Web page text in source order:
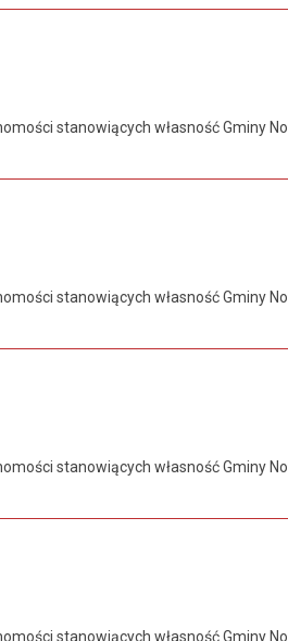
stanowiących własność Gminy
stanowiących własność Gminy
stanowiących własność Gminy
stanowiących własność Gminy